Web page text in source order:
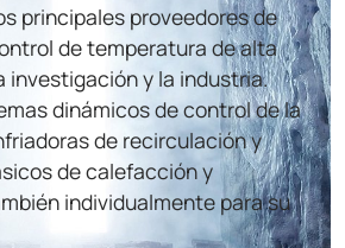
principales proveedores de
de temperatura de alta
investigación y la industria.
dinámicos de control de la
de recirculación y
de calefacción y
individualmente para su